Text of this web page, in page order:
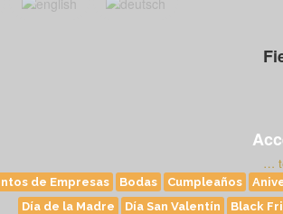
…
de Empresas Bodas Cumpleaños
Día de la Madre
Día San Valentín Black